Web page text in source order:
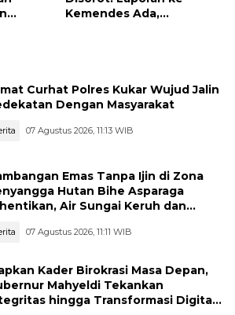
Kemendes Ada,
Curhat Polres Kukar Wujud Jalin
Dengan Masyarakat
07 Agustus 2026, 11:13 WIB
Emas Tanpa Ijin di Zona
Hutan Bihe Asparaga
Air Sungai Keruh dan
07 Agustus 2026, 11:11 WIB
Kader Birokrasi Masa Depan,
Mahyeldi Tekankan
hingga Transformasi Digital